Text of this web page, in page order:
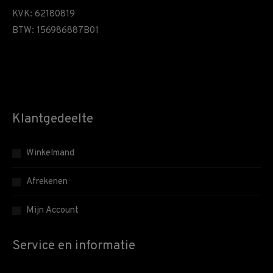
KVK: 62180819
BTW: 156986887B01
Klantgedeelte
Winkelmand
Afrekenen
Mijn Account
Service en informatie